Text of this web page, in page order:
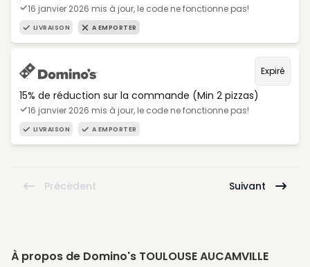
16 janvier 2026 mis à jour, le code ne fonctionne pas!
LIVRAISON A EMPORTER
Expiré
15% de réduction sur la commande (Min 2 pizzas)
16 janvier 2026 mis à jour, le code ne fonctionne pas!
LIVRAISON A EMPORTER
Précédent Suivant
À propos de Domino's TOULOUSE AUCAMVILLE